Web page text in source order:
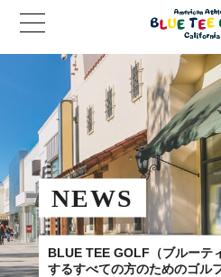
NEWS
BLUE TEE GOLF（ブルーテ
するすべての方のためのゴル